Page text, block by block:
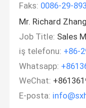
Faks: 0086-29-
Mr. Richard Zhang
Job Title: Sales
iş telefonu: +86-
Whatsapp:
WeChat:
E-posta: